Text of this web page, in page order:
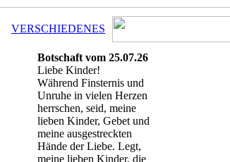
VERSCHIEDENES
Botschaft vom 25.07.26
Liebe Kinder!
Während Finsternis und
Unruhe in vielen Herzen
herrschen, seid, meine
lieben Kinder, Gebet und
meine ausgestreckten
Hände der Liebe. Legt,
meine lieben Kinder, die